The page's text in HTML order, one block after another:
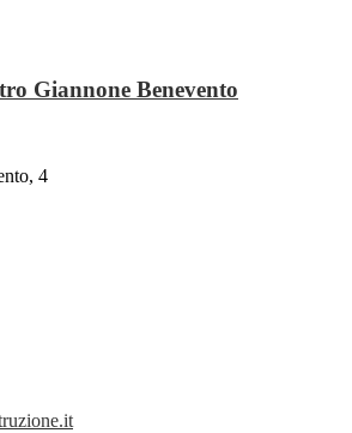
Giannone Benevento
4